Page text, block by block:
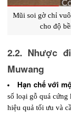
Mũi soi gờ chỉ
cho độ
2.2. Nhược
Muwang
Hạn chế với
số loại gỗ quá cứng
hiệu quả tối ưu và